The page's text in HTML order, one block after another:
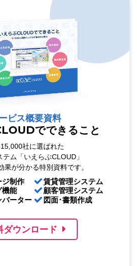
ビス概要資料
でできること
社に選ばれた
ム「いえらぶCLOUD」
果が分かる特別資料です。
ジ制作
機能
ーター
賃貸管理システム
顧客管理システム
図面･書類作成
ダウンロード